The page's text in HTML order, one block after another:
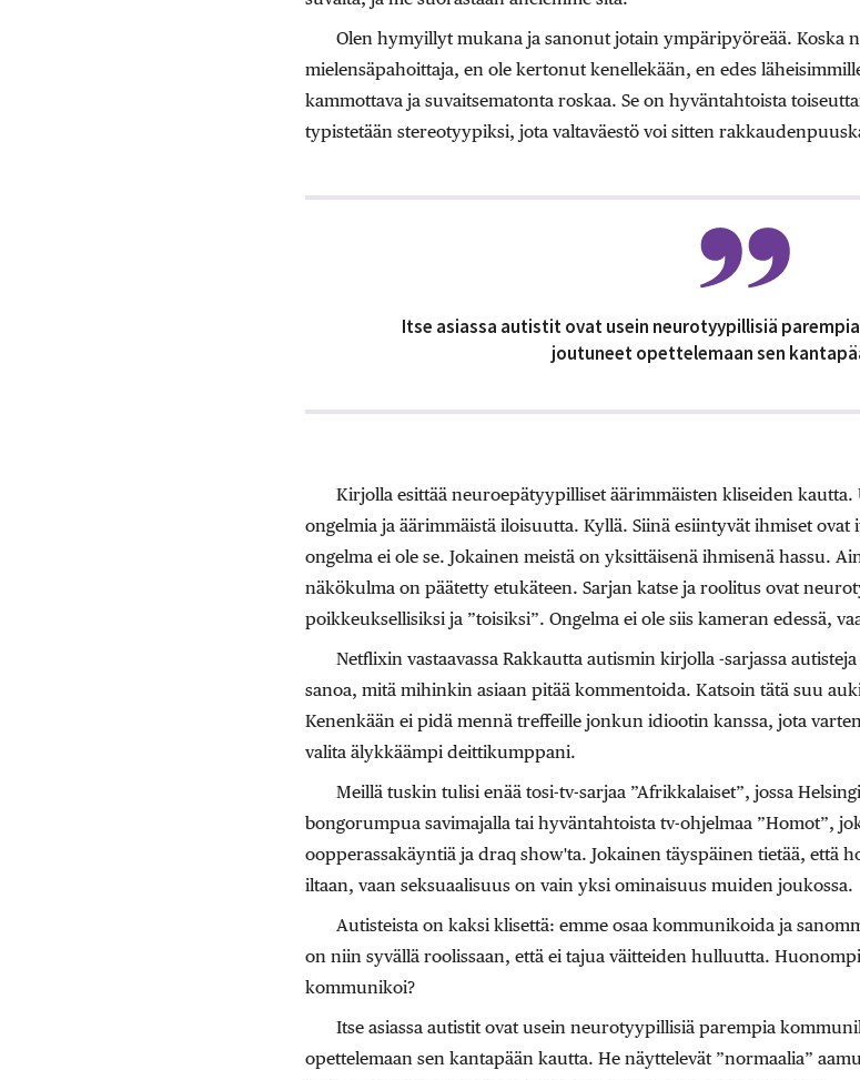
Olen hymyillyt mukana ja sanonut jotain ympäripyöreää. Koska
mielensäpahoittaja, en ole kertonut kenellekään, en edes
kammottava ja suvaitsematonta roskaa. Se on hyväntahtoista
typistetään stereotyypiksi, jota valtaväestö voi sitten
Itse asiassa autistit ovat usein neurotyypillisiä
joutuneet opettelemaan sen
Kirjolla esittää neuroepätyypilliset äärimmäisten kliseiden
ongelmia ja äärimmäistä iloisuutta. Kyllä. Siinä esiintyvät ihmiset
ongelma ei ole se. Jokainen meistä on yksittäisenä ihmisenä hassu.
näkökulma on päätetty etukäteen. Sarjan katse ja roolitus ovat
poikkeuksellisiksi ja ”toisiksi”. Ongelma ei ole siis kameran edessä,
Netflixin vastaavassa Rakkautta autismin kirjolla -sarjassa
sanoa, mitä mihinkin asiaan pitää kommentoida. Katsoin tätä suu
Kenenkään ei pidä mennä treffeille jonkun idiootin kanssa, jota
valita älykkäämpi deittikumppani.
Meillä tuskin tulisi enää tosi-tv-sarjaa ”Afrikkalaiset”, jossa
bongorumpua savimajalla tai hyväntahtoista tv-ohjelmaa ”Homot”,
oopperassakäyntiä ja draq show'ta. Jokainen täyspäinen tietää, että
iltaan, vaan seksuaalisuus on vain yksi ominaisuus muiden joukossa.
Autisteista on kaksi klisettä: emme osaa kommunikoida ja
on niin syvällä roolissaan, että ei tajua väitteiden hulluutta.
kommunikoi?
Itse asiassa autistit ovat usein neurotyypillisiä parempia
opettelemaan sen kantapään kautta. He näyttelevät ”normaalia”